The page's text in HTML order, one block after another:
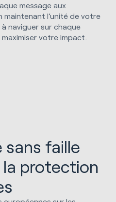
message aux
l’unité de votre
naviguer sur chaque
votre impact.
faille
la protection